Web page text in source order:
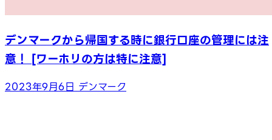
デンマークから帰国する時に銀行口座の管理には注
意！ [ワーホリの方は特に注意]
2023年9月6日 デンマーク